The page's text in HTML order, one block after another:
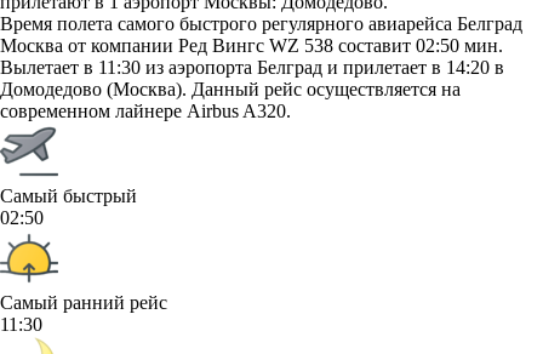
Время полета самого быстрого регулярного авиарейса Белград
Москва от компании Ред Вингс WZ 538 составит 02:50 мин.
Вылетает в 11:30 из аэропорта Белград и прилетает в 14:20 в
Домодедово (Москва). Данный рейс осуществляется на
современном лайнере Airbus A320.
Самый быстрый
02:50
Самый ранний рейс
11:30